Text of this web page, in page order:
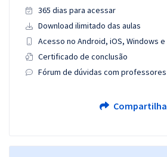
365 dias para acessar
Download ilimitado das aulas
Acesso no Android, iOS, Windows e
Certificado de conclusão
Fórum de dúvidas com professores